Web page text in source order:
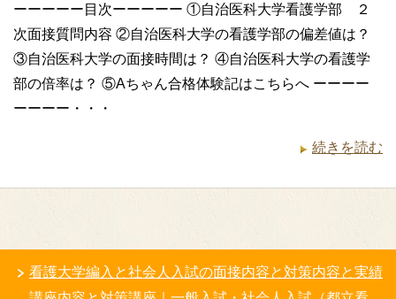
ーーーーー目次ーーーーー ①自治医科大学看護学部 ２
次面接質問内容 ②自治医科大学の看護学部の偏差値は？
③自治医科大学の面接時間は？ ④自治医科大学の看護学
部の倍率は？ ⑤Aちゃん合格体験記はこちらへ ーーーー
ーーーー・・・
続きを読む
看護大学編入と社会人入試の面接内容と対策内容と実績